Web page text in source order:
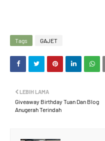
Tags GAJET
LEBIH LAMA
Giveaway Birthday Tuan Dan Blog
Anugerah Terindah